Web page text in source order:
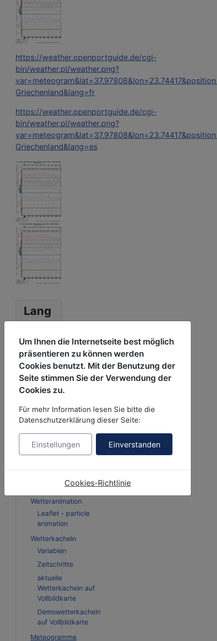
Lang
uage
Swit
cher
Sprache auswählen
Haup
tmen
Wetterdaten
Wetteranimation
Leaflet - particle
animation
Wetterkacheln
Variablen
Zeitschritte
aktuelle
Wetterkacheln auf
Vollbildkarte
Demowetterkacheln
auf Vollbildkarte
Meteogramme
https://weather.openportguide.de/cgi-
bin/weather.pl/weather.png?
Griechenland&lang=fr
https://weather.openportguide.de/cgi-
bin/weather.pl/weather.png?
Griechenland&lang=es
Um Ihnen die Internetseite best möglich
präsentieren zu können werden
Cookies benutzt. Mit der Benutzung der
Seite stimmen Sie der Verwendung der
Cookies zu.
Für mehr Information lesen Sie bitte die
Datenschutzerklärung dieser Seite:
Einstellungen Einverstanden
Cookies-Richtlinie